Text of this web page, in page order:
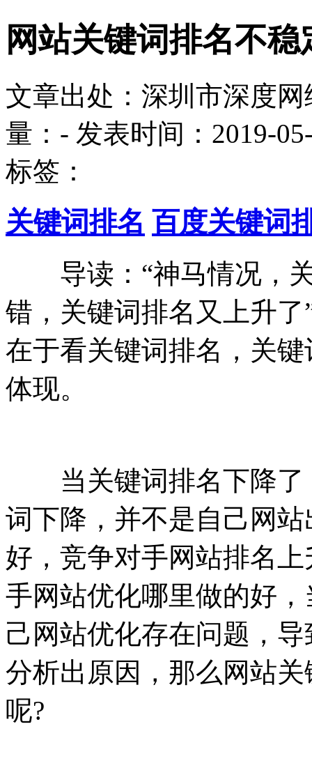
网站关键词排名不
文章出处：深圳市深度
量： - 发表时间：2019-
标签：
关键词排名 百度关键词
导读：“神马情况，关
错，关键词排名又上升
在于看关键词排名，关
体现。
当关键词排名下降了
词下降，并不是自己网
好，竞争对手网站排名
手网站优化哪里做的好
己网站优化存在问题，
分析出原因，那么网站
呢?